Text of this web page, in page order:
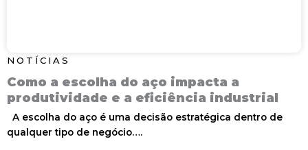
NOTÍCIAS
Como a escolha do aço impacta a
produtividade e a eficiência industrial
A escolha do aço é uma decisão estratégica dentro de
qualquer tipo de negócio….